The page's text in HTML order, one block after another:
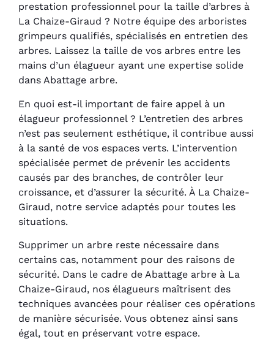
prestation professionnel pour la taille d’arbres à
La Chaize-Giraud ? Notre équipe des arboristes
grimpeurs qualifiés, spécialisés en entretien des
arbres. Laissez la taille de vos arbres entre les
mains d’un élagueur ayant une expertise solide
dans Abattage arbre.
En quoi est-il important de faire appel à un
élagueur professionnel ? L’entretien des arbres
n’est pas seulement esthétique, il contribue aussi
à la santé de vos espaces verts. L’intervention
spécialisée permet de prévenir les accidents
causés par des branches, de contrôler leur
croissance, et d’assurer la sécurité. À La Chaize-
Giraud, notre service adaptés pour toutes les
situations.
Supprimer un arbre reste nécessaire dans
certains cas, notamment pour des raisons de
sécurité. Dans le cadre de Abattage arbre à La
Chaize-Giraud, nos élagueurs maîtrisent des
techniques avancées pour réaliser ces opérations
de manière sécurisée. Vous obtenez ainsi sans
égal, tout en préservant votre espace.